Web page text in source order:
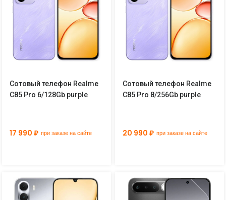
Сотовый телефон Realme
C85 Pro 6/128Gb purple
17 990 ₽ при заказе на сайте
Сотовый телефон Realme
C85 Pro 8/256Gb purple
20 990 ₽ при заказе на сайте